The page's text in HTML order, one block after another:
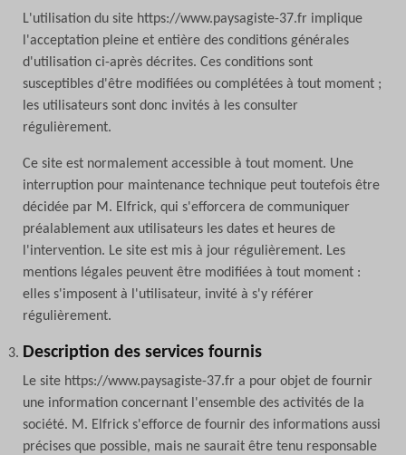
L'utilisation du site https://www.paysagiste-37.fr implique
l'acceptation pleine et entière des conditions générales
d'utilisation ci-après décrites. Ces conditions sont
susceptibles d'être modifiées ou complétées à tout moment ;
les utilisateurs sont donc invités à les consulter
régulièrement.
Ce site est normalement accessible à tout moment. Une
interruption pour maintenance technique peut toutefois être
décidée par M. Elfrick, qui s'efforcera de communiquer
préalablement aux utilisateurs les dates et heures de
l'intervention. Le site est mis à jour régulièrement. Les
mentions légales peuvent être modifiées à tout moment :
elles s'imposent à l'utilisateur, invité à s'y référer
régulièrement.
Description des services fournis
Le site https://www.paysagiste-37.fr a pour objet de fournir
une information concernant l'ensemble des activités de la
société. M. Elfrick s'efforce de fournir des informations aussi
précises que possible, mais ne saurait être tenu responsable